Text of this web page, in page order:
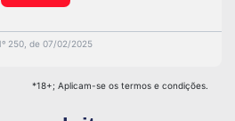
250, de 07/02/2025
*18+; Aplicam-se os termos e condições.